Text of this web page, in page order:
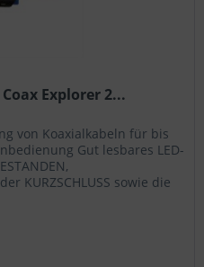
Coax Explorer 2...
von Koaxialkabeln für bis
Gut lesbares LED-
KURZSCHLUSS sowie die